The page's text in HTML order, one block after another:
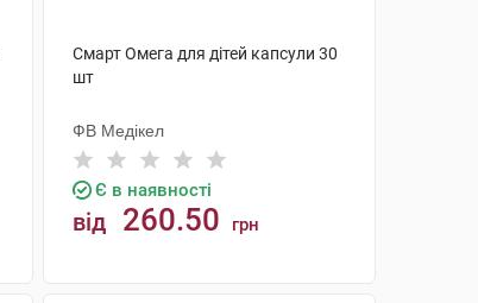
Смарт Омега для дітей капсули 30
шт
ФВ Медікел
Є в наявності
від 260.50 грн